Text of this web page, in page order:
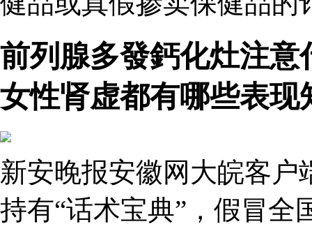
前列腺多發鈣化灶注
女性肾虚都有哪些表现
新安晚报安徽网大皖客
持有“话术宝典”，假冒全